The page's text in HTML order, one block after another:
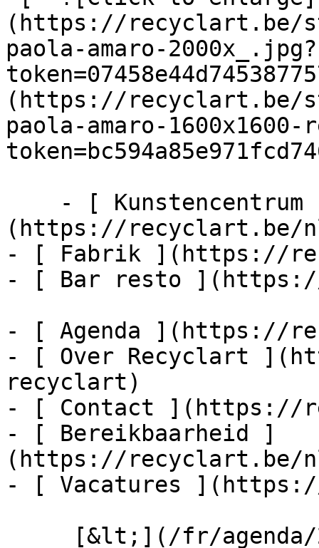
(https://recyclart.be/
paola-amaro-2000x_.jpg?
(https://recyclart.be/
paola-amaro-
(https://recyclart.be/
- [ Fabrik ](https://
- [ Bar resto
- [ Agenda ](https://
- [ Over Recyclart
recyclart)
- [ Contact ](https://
- [ Bereikbaarheid ]
(https://recyclart.be/
- [ Vacatures